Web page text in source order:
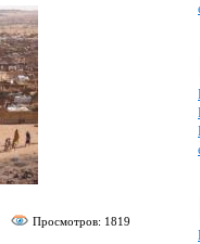
Просмотров: 1819